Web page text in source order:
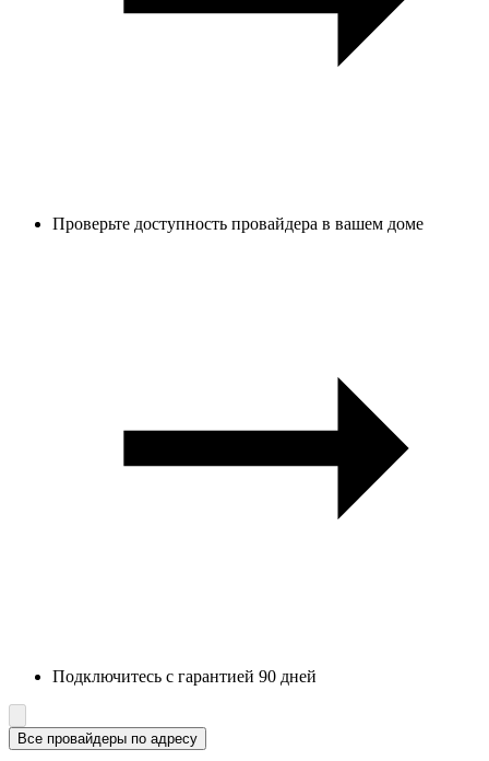
Проверьте доступность провайдера в вашем доме
Подключитесь с гарантией 90 дней
Все провайдеры по адресу